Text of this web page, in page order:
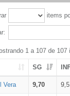
items
1 a 107 de 107
SG
Vera 9,70